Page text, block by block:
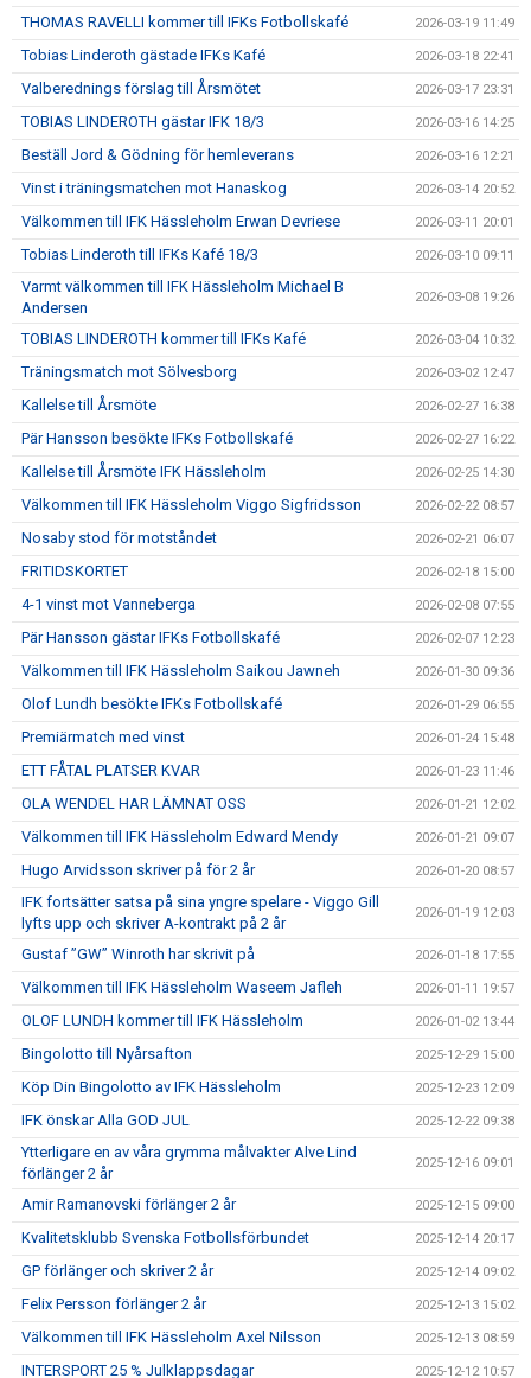
THOMAS RAVELLI kommer till IFKs Fotbollskafé 2026-03-19 11:49
Tobias Linderoth gästade IFKs Kafé 2026-03-18 22:41
Valberednings förslag till Årsmötet 2026-03-17 23:31
TOBIAS LINDEROTH gästar IFK 18/3 2026-03-16 14:25
Beställ Jord & Gödning för hemleverans 2026-03-16 12:21
Vinst i träningsmatchen mot Hanaskog 2026-03-14 20:52
Välkommen till IFK Hässleholm Erwan Devriese 2026-03-11 20:01
Tobias Linderoth till IFKs Kafé 18/3 2026-03-10 09:11
Varmt välkommen till IFK Hässleholm Michael B
Andersen
2026-03-08 19:26
TOBIAS LINDEROTH kommer till IFKs Kafé 2026-03-04 10:32
Träningsmatch mot Sölvesborg 2026-03-02 12:47
Kallelse till Årsmöte 2026-02-27 16:38
Pär Hansson besökte IFKs Fotbollskafé 2026-02-27 16:22
Kallelse till Årsmöte IFK Hässleholm 2026-02-25 14:30
Välkommen till IFK Hässleholm Viggo Sigfridsson 2026-02-22 08:57
Nosaby stod för motståndet 2026-02-21 06:07
FRITIDSKORTET 2026-02-18 15:00
4-1 vinst mot Vanneberga 2026-02-08 07:55
Pär Hansson gästar IFKs Fotbollskafé 2026-02-07 12:23
Välkommen till IFK Hässleholm Saikou Jawneh 2026-01-30 09:36
Olof Lundh besökte IFKs Fotbollskafé 2026-01-29 06:55
Premiärmatch med vinst 2026-01-24 15:48
ETT FÅTAL PLATSER KVAR 2026-01-23 11:46
OLA WENDEL HAR LÄMNAT OSS 2026-01-21 12:02
Välkommen till IFK Hässleholm Edward Mendy 2026-01-21 09:07
Hugo Arvidsson skriver på för 2 år 2026-01-20 08:57
IFK fortsätter satsa på sina yngre spelare - Viggo Gill
lyfts upp och skriver A-kontrakt på 2 år
2026-01-19 12:03
Gustaf ”GW” Winroth har skrivit på 2026-01-18 17:55
Välkommen till IFK Hässleholm Waseem Jafleh 2026-01-11 19:57
OLOF LUNDH kommer till IFK Hässleholm 2026-01-02 13:44
Bingolotto till Nyårsafton 2025-12-29 15:00
Köp Din Bingolotto av IFK Hässleholm 2025-12-23 12:09
IFK önskar Alla GOD JUL 2025-12-22 09:38
Ytterligare en av våra grymma målvakter Alve Lind
förlänger 2 år
2025-12-16 09:01
Amir Ramanovski förlänger 2 år 2025-12-15 09:00
Kvalitetsklubb Svenska Fotbollsförbundet 2025-12-14 20:17
GP förlänger och skriver 2 år 2025-12-14 09:02
Felix Persson förlänger 2 år 2025-12-13 15:02
Välkommen till IFK Hässleholm Axel Nilsson 2025-12-13 08:59
INTERSPORT 25 % Julklappsdagar 2025-12-12 10:57